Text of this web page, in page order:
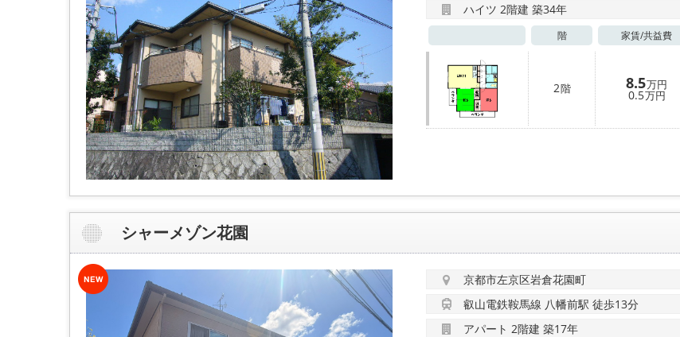
ハイツ 2階建 築34年
階 家賃/共益費
2階 8.5万円
0.5万円
シャーメゾン花園
京都市左京区岩倉花園町
叡山電鉄鞍馬線 八幡前駅 徒歩13分
アパート 2階建 築17年